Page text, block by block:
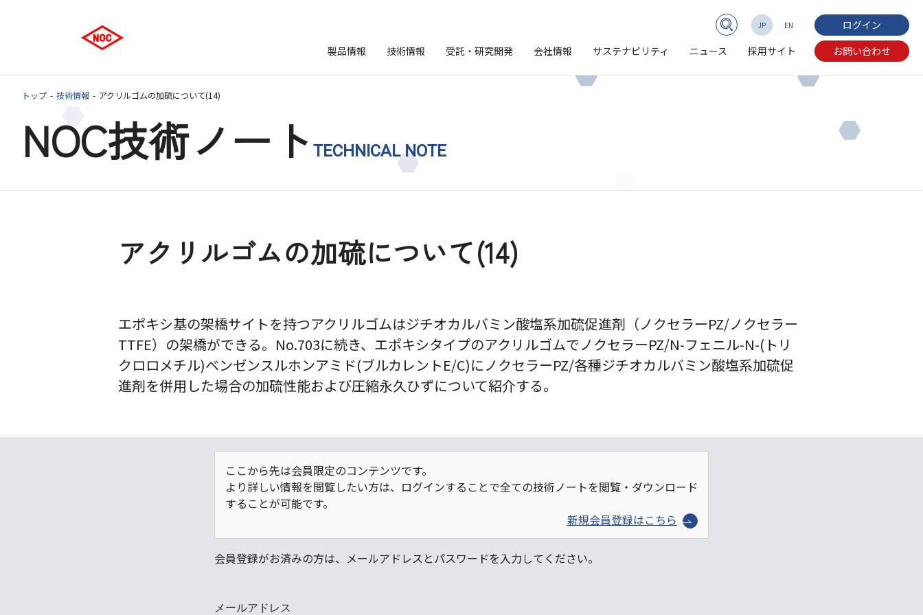
JP EN
ログイン
製品情報
技術情報 受託・研究開発 会社情報 サステナビリティ ニュース 採用サイト お問い合わせ
トップ 技術情報 アクリルゴムの加硫について(14)
NOC技術ノート TECHNICAL NOTE
アクリルゴムの加硫について(14)
エポキシ基の架橋サイトを持つアクリルゴムはジチオカルバミン酸塩系加硫促進剤（ノクセラーPZ/ノクセラー
TTFE）の架橋ができる。No.703に続き、エポキシタイプのアクリルゴムでノクセラーPZ/N-フェニル-N-(トリ
クロロメチル)ベンゼンスルホンアミド(ブルカレントE/C)にノクセラーPZ/各種ジチオカルバミン酸塩系加硫促
進剤を併用した場合の加硫性能および圧縮永久ひずについて紹介する。
ここから先は会員限定のコンテンツです。
より詳しい情報を閲覧したい方は、ログインすることで全ての技術ノートを閲覧・ダウンロード
することが可能です。
新規会員登録はこちら
会員登録がお済みの方は、メールアドレスとパスワードを入力してください。
メールアドレス